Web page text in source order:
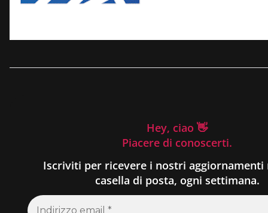
Hey, ciao 👋
Piacere di conoscerti.
Iscriviti per ricevere i nostri aggiornamenti
casella di posta, ogni settimana.